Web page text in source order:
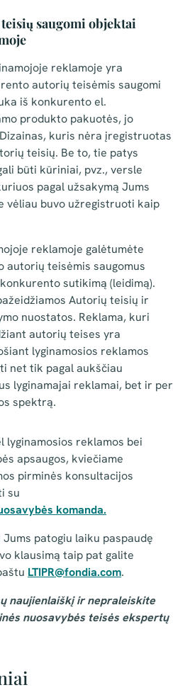
saugomi objektai
reklamoje yra
autorių teisėmis saugomi
iš konkurento el.
produkto pakuotės, jo
kuris nėra įregistruotas
teisių. Be to, tie patys
būti kūriniai, pvz., versle
pagal užsakymą Jums
vėliau buvo užregistruoti kaip
reklamoje galėtumėte
autorių teisėmis saugomus
sutikimą (leidimą).
Autorių teisių ir
nuostatos. Reklama, kuri
autorių teises yra
lyginamosios reklamos
net tik pagal aukščiau
lyginamajai reklamai, bet ir per
spektrą.
reklamos bei
apsaugos, kviečiame
pirminės konsultacijos
su
komanda.
patogiu laiku paspaudę
klausimą taip pat galite
LTIPR@fondia.com.
naujienlaiškį ir nepraleiskite
nuosavybės teisės ekspertų